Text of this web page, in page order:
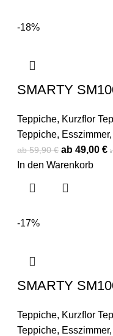
-18%
SMARTY
Teppiche, Kurzflor
Teppiche, Esszimmer,
59,90€ 49,00€
In den Warenkorb
-17%
SMARTY
Teppiche, Kurzflor
Teppiche, Esszimmer,